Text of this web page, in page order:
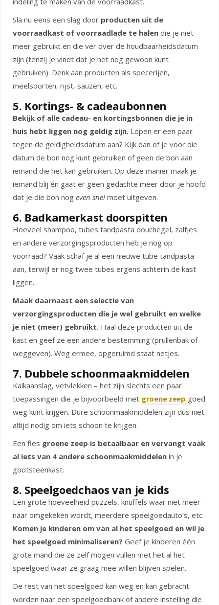
Sla nu eens een slag door producten uit de
voorraadkast of voorraadlade te halen die je niet
meer gebruikt en die ver over de houdbaarheidsdatum
zijn (tenzij je vindt dat je het nog gewoon kunt
gebruiken). Denk aan producten als specerijen,
meelsoorten, rijst, sauzen, etc.
5. Kortings- & cadeaubonnen
Bekijk of alle cadeau- en kortingsbonnen die je in
huis hebt liggen nog geldig zijn. Lopen er een paar
tegen de geldigheidsdatum aan? Kijk dan of je voor die
datum de bon nog kunt gebruiken of geen de bon aan
iemand die het kan gebruiken. Op deze manier maak je
iemand blij én gaat er geen gedachte meer door je hoofd
dat je die bon nog even snel moet uitgeven.
6. Badkamerkast doorspitten
Hoeveel shampoo, tubes tandpasta douchegel, zalfjes
en andere verzorgingsproducten heb je nog op
voorraad? Vaak schaf je al een nieuwe tube tandpasta
aan, terwijl er nog twee tubes ergens achterin de kast
liggen.
Maak daarnaast een selectie van
verzorgingsproducten die je wel gebruikt en welke
je niet (meer) gebruikt. Haal deze producten uit de
kast en geef ze een andere bestemming (prullenbak of
weggeven). Weg ermee, opgeruimd staat netjes.
7. Dubbele schoonmaakmiddelen
Kalkaanslag, vetvlekken – het zijn slechts een paar
toepassingen die je bijvoorbeeld met groene zeep goed
weg kunt krijgen. Dure schoonmaakmiddelen zijn dus niet
altijd nodig om iets schoon te krijgen.
Een fles groene zeep is betaalbaar en vervangt vaak
al iets van 4 andere schoonmaakmiddelen in je
gootsteenkast.
8. Speelgoedchaos van je kids
Een grote hoeveelheid puzzels, knuffels waar niet meer
naar omgekeken wordt, meerdere speelgoedauto’s, etc.
Komen je kinderen om van al het speelgoed en wil je
het speelgoed minimaliseren? Geef je kinderen één
grote mand die ze zelf mogen vullen met het al het
speelgoed waar ze graag mee willen blijven spelen.
De rest van het speelgoed kan weg en kan gebracht
worden naar een speelgoedbank of andere instelling die